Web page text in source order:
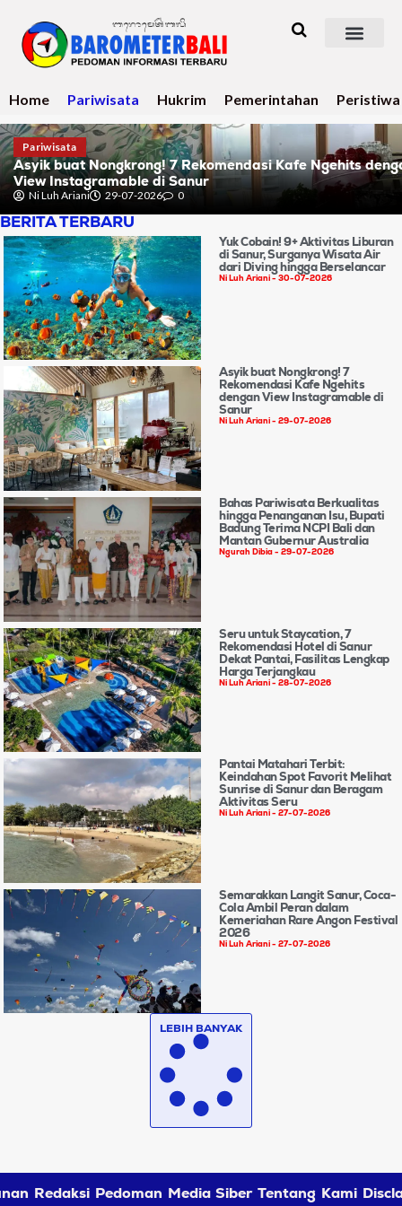
Home Pariwisata Hukrim Pemerintahan Peristiwa
Pariwisata
Asyik buat Nongkrong! 7 Rekomendasi Kafe Ngehits
View Instagramable di Sanur
Ni Luh Ariani 29-07-2026 0
BERITA TERBARU
Yuk Cobain! 9+ Aktivitas Liburan
di Sanur, Surganya Wisata Air
dari Diving hingga Berselancar
Ni Luh Ariani 30-07-2026
Asyik buat Nongkrong! 7
Rekomendasi Kafe Ngehits
dengan View Instagramable di
Sanur
Ni Luh Ariani 29-07-2026
Bahas Pariwisata Berkualitas
hingga Penanganan Isu, Bupati
Badung Terima NCPI Bali dan
Mantan Gubernur Australia
Ngurah Dibia 29-07-2026
Seru untuk Staycation, 7
Rekomendasi Hotel di Sanur
Dekat Pantai, Fasilitas Lengkap
Harga Terjangkau
Ni Luh Ariani 28-07-2026
Pantai Matahari Terbit:
Keindahan Spot Favorit Melihat
Sunrise di Sanur dan Beragam
Aktivitas Seru
Ni Luh Ariani 27-07-2026
Semarakkan Langit Sanur, Coca-
Cola Ambil Peran dalam
Kemeriahan Rare Angon Festival
2026
Ni Luh Ariani 27-07-2026
LEBIH BANYAK
Redaksi Pedoman Media Siber Tentang Kami